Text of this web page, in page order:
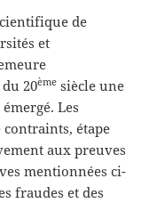
de
et
20ème siècle une
Les
étape
aux preuves
mentionnées ci-
fraudes et des